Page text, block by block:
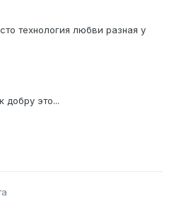
технология любви разная у
это...